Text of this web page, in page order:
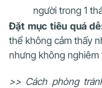
người trong 1
Đặt mục tiêu quá
thể không cảm thấy
nhưng không
>> Cách phòng